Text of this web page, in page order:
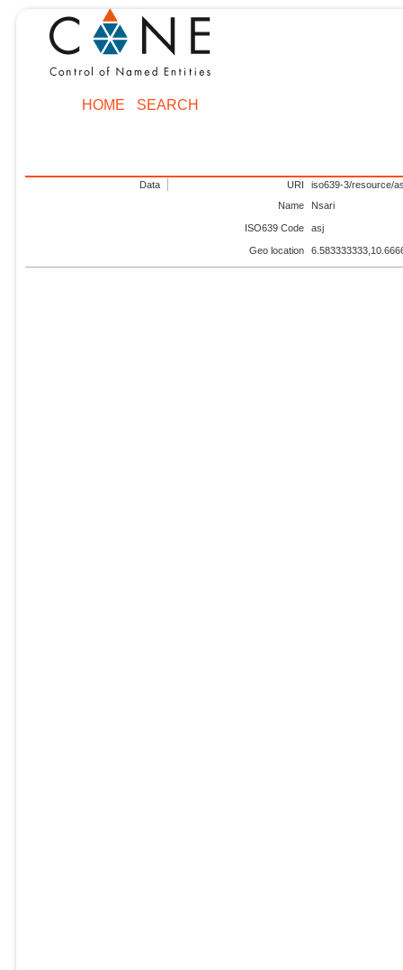
HOME SEARCH
Data URI
iso639-3/resource/
Name
Nsari
ISO639 Code asj
Geo location